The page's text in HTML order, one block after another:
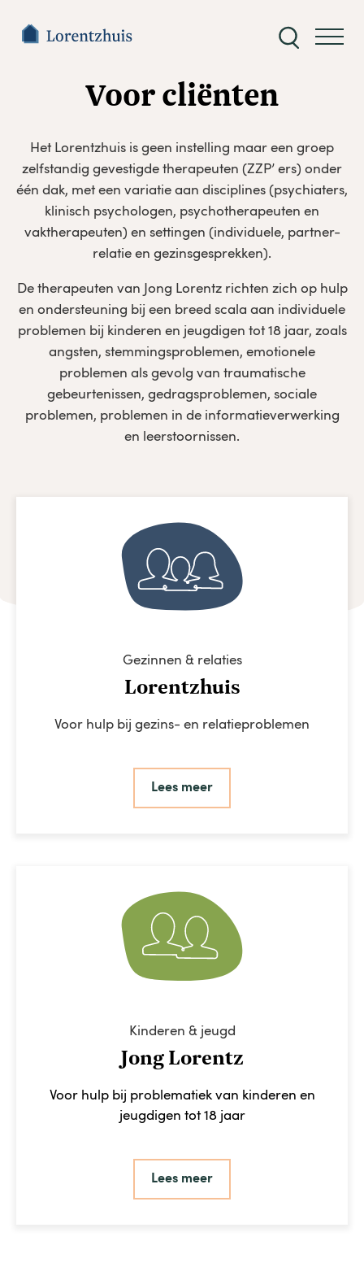
Zoeken
Voor cliënten
Het Lorentzhuis is geen instelling maar een groep
zelfstandig gevestigde therapeuten (ZZP’ ers) onder
één dak, met een variatie aan disciplines (psychiaters,
klinisch psychologen, psychotherapeuten en
vaktherapeuten) en settingen (individuele, partner-
relatie en gezinsgesprekken).
De therapeuten van Jong Lorentz richten zich op hulp
en ondersteuning bij een breed scala aan individuele
problemen bij kinderen en jeugdigen tot 18 jaar, zoals
angsten, stemmingsproblemen, emotionele
problemen als gevolg van traumatische
gebeurtenissen, gedragsproblemen, sociale
problemen, problemen in de informatieverwerking
en leerstoornissen.
Gezinnen & relaties
Lorentzhuis
Voor hulp bij gezins- en relatieproblemen
Lees meer
Kinderen & jeugd
Jong Lorentz
Voor hulp bij problematiek van kinderen en
jeugdigen tot 18 jaar
Lees meer